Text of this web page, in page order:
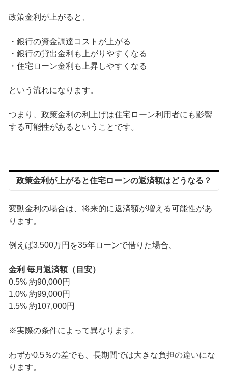
政策金利が上がると、
・銀行の資金調達コストが上がる
・銀行の貸出金利も上がりやすくなる
・住宅ローン金利も上昇しやすくなる
という流れになります。
つまり、政策金利の利上げは住宅ローン利用者にも影響
する可能性があるということです。
政策金利が上がると住宅ローンの返済額はどうなる？
変動金利の場合は、将来的に返済額が増える可能性があ
ります。
例えば3,500万円を35年ローンで借りた場合、
金利 毎月返済額（目安）
0.5% 約90,000円
1.0% 約99,000円
1.5% 約107,000円
※実際の条件によって異なります。
わずか0.5％の差でも、長期間では大きな負担の違いにな
ります。